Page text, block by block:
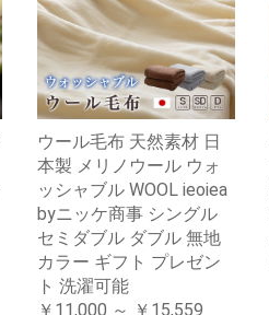
ウール毛布 天然素材 日
本製 メリノウール ウォ
ッシャブル WOOL ieoiea
byニッケ商事 シングル
セミダブル ダブル 無地
カラー ギフト プレゼン
ト 洗濯可能
￥11,000 ～ ￥15,559